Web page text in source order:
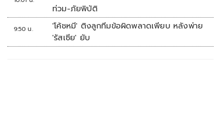
ทางเทคโนโลยี เซฟงบไปกว่า900ล้าน เชื่อหาก
ใช้เต็มที่เอกชนขาดทุนย่อยยับ
ท่วม-ภัยพิบัติ
9:50 น.
'โค้ชหมี' ติงลูกทีมข้อผิดพลาดเพียบ หลังพ่าย
'รัสเซีย' ยับ